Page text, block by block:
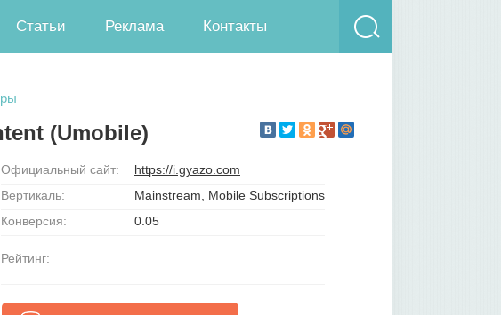
Статьи Реклама Контакты
(Umobile)
Официальный сайт:
https://i.gyazo.com
Вертикаль:
Mainstream, Mobile Subscriptions
Конверсия:
0.05
Рейтинг: